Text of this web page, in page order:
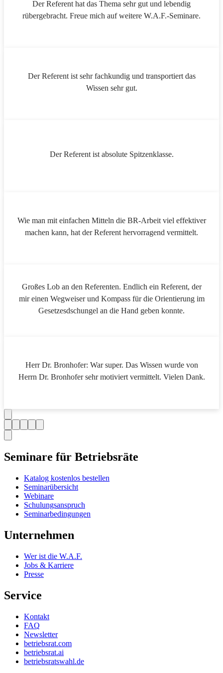
Der Referent hat das Thema sehr gut und lebendig
rübergebracht. Freue mich auf weitere W.A.F.-Seminare.
Der Referent ist sehr fachkundig und transportiert das
Wissen sehr gut.
Der Referent ist absolute Spitzenklasse.
Wie man mit einfachen Mitteln die BR-Arbeit viel effektiver
machen kann, hat der Referent hervorragend vermittelt.
Großes Lob an den Referenten. Endlich ein Referent, der
mir einen Wegweiser und Kompass für die Orientierung im
Gesetzesdschungel an die Hand geben konnte.
Herr Dr. Bronhofer: War super. Das Wissen wurde von
Herrn Dr. Bronhofer sehr motiviert vermittelt. Vielen Dank.
Seminare für Betriebsräte
Katalog kostenlos bestellen
Seminarübersicht
Webinare
Schulungsanspruch
Seminarbedingungen
Unternehmen
Wer ist die W.A.F.
Jobs & Karriere
Presse
Service
Kontakt
FAQ
Newsletter
betriebsrat.com
betriebsrat.ai
betriebsratswahl.de